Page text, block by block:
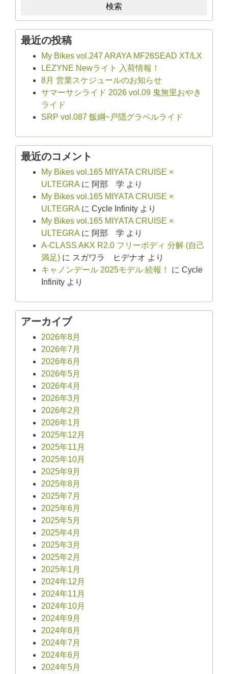
検索
最近の投稿
My Bikes vol.247 ARAYA MF26SEAD XT/LX
LEZYNE Newライト 入荷情報！
8月 営業スケジュールのお知らせ
サマーサシライド 2026 vol.09 鬼無里おやき
ライド
SRP vol.087 飯綱~戸隠グラベルライド
最近のコメント
My Bikes vol.165 MIYATA CRUISE ×
ULTEGRA に 阿部 学 より
My Bikes vol.165 MIYATA CRUISE ×
ULTEGRA に Cycle Infinity より
My Bikes vol.165 MIYATA CRUISE ×
ULTEGRA に 阿部 学 より
A-CLASS AKX R2.0 フリーボディ 分解 (自己
満足) に スガワラ ヒデナオ より
キャノンデール 2025モデル 続報！
に Cycle
Infinity より
アーカイブ
2026年8月
2026年7月
2026年6月
2026年5月
2026年4月
2026年3月
2026年2月
2026年1月
2025年12月
2025年11月
2025年10月
2025年9月
2025年8月
2025年7月
2025年6月
2025年5月
2025年4月
2025年3月
2025年2月
2025年1月
2024年12月
2024年11月
2024年10月
2024年9月
2024年8月
2024年7月
2024年6月
2024年5月